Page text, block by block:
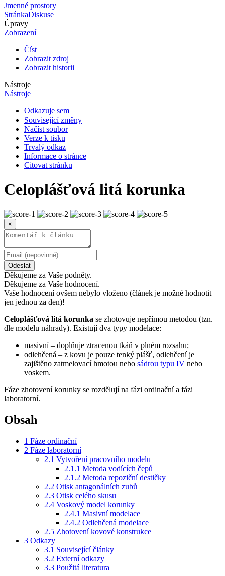
Jmenné prostory
StránkaDiskuse
Úpravy
Zobrazení
Číst
Zobrazit zdroj
Zobrazit historii
Nástroje
Nástroje
Odkazuje sem
Související změny
Načíst soubor
Verze k tisku
Trvalý odkaz
Informace o stránce
Citovat stránku
Celoplášťová litá korunka
×
Odeslat
Děkujeme za Vaše podněty.
Děkujeme za Vaše hodnocení.
Vaše hodnocení ovšem nebylo vloženo (článek je možné hodnotit
jen jednou za den)!
Celoplášťová litá korunka se zhotovuje nepřímou metodou (tzn.
dle modelu náhrady). Existují dva typy modelace:
masivní – doplňuje ztracenou tkáň v plném rozsahu;
odlehčená – z kovu je pouze tenký plášť, odlehčení je
zajištěno zatmelovací hmotou nebo sádrou typu IV nebo
voskem.
Fáze zhotovení korunky se rozdělují na fázi ordinační a fázi
laboratorní.
Obsah
1 Fáze ordinační
2 Fáze laboratorní
2.1 Vytvoření pracovního modelu
2.1.1 Metoda vodících čepů
2.1.2 Metoda repoziční destičky
2.2 Otisk antagonálních zubů
2.3 Otisk celého skusu
2.4 Voskový model korunky
2.4.1 Masivní modelace
2.4.2 Odlehčená modelace
2.5 Zhotovení kovové konstrukce
3 Odkazy
3.1 Související články
3.2 Externí odkazy
3.3 Použitá literatura